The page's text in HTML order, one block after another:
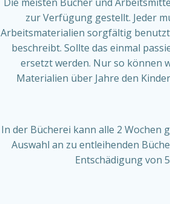
zur Verfügung gestellt. Jeder
Arbeitsmaterialien sorgfältig
beschreibt. Sollte das einmal
ersetzt werden. Nur so können
Materialien über Jahre den
In der Bücherei kann alle 2 Wochen
Auswahl an zu entleihenden
Entschädigung von